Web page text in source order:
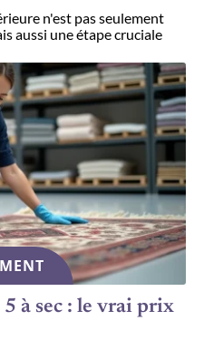
n'est pas seulement
aussi une étape cruciale
à sec : le vrai prix